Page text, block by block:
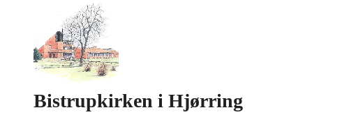
Bistrupkirken i Hjørring